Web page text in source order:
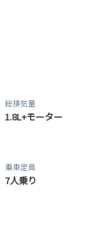
総排気量
1.8L+モーター
乗車定員
7人乗り